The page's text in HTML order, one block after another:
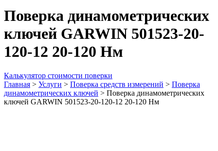
Поверка динамометрических
ключей GARWIN 501523-20-
120-12 20-120 Нм
Калькулятор стоимости поверки
Главная > Услуги > Поверка средств измерений > Поверка
динамометрических ключей > Поверка динамометрических
ключей GARWIN 501523-20-120-12 20-120 Нм